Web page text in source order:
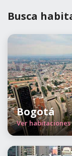
Busca
Bogotá
Ver